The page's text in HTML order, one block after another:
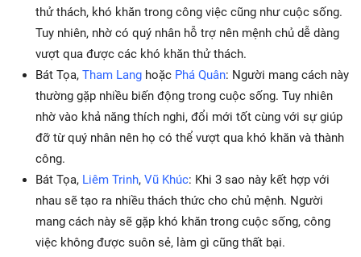
thử thách, khó khăn trong công việc cũng như cuộc sống.
Tuy nhiên, nhờ có quý nhân hỗ trợ nên mệnh chủ dễ dàng
vượt qua được các khó khăn thử thách.
Bát Tọa, Tham Lang hoặc Phá Quân: Người mang cách này
thường gặp nhiều biến động trong cuộc sống. Tuy nhiên
nhờ vào khả năng thích nghi, đổi mới tốt cùng với sự giúp
đỡ từ quý nhân nên họ có thể vượt qua khó khăn và thành
công.
Bát Tọa, Liêm Trinh, Vũ Khúc: Khi 3 sao này kết hợp với
nhau sẽ tạo ra nhiều thách thức cho chủ mệnh. Người
mang cách này sẽ gặp khó khăn trong cuộc sống, công
việc không được suôn sẻ, làm gì cũng thất bại.